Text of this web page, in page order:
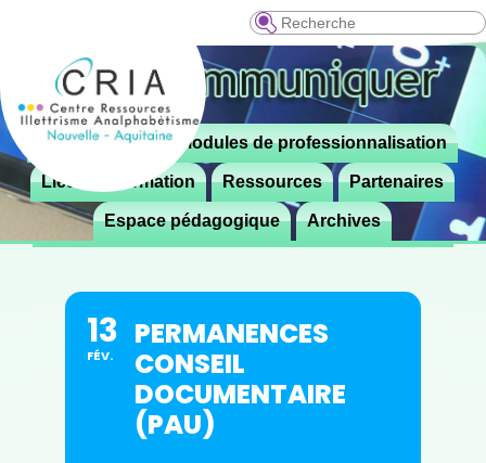
Recherche
Menu
principal
Aller
contenu
principal
 Le CRIA Modules de professionnalisation
Lieux de formation Ressources Partenaires
Espace pédagogique Archives
13
FÉV.
PERMANENCES
CONSEIL
DOCUMENTAIRE
(PAU)